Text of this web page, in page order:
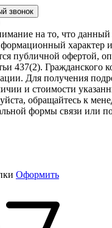
звонок
на то, что данный
характер
публичной офертой,
437(2). Гражданского
Для получения
и стоимости
обращайтесь к
формы связи или
Оформить